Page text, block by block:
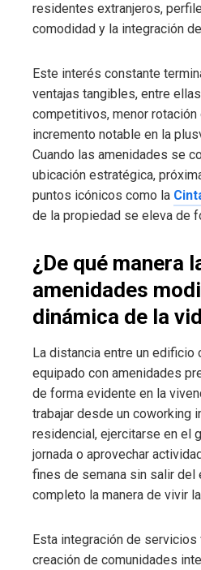
residentes extranjeros,
comodidad y la integración
Este interés constante
ventajas tangibles, entre
competitivos, menor rotación
incremento notable en la
Cuando las amenidades se
ubicación estratégica,
puntos icónicos como la
de la propiedad se eleva de
¿De qué manera
amenidades
dinámica de la
La distancia entre un edificio
equipado con amenidades
de forma evidente en la
trabajar desde un coworking
residencial, ejercitarse en el
jornada o aprovechar
fines de semana sin salir
completo la manera de vivir
Esta integración de
creación de comunidades